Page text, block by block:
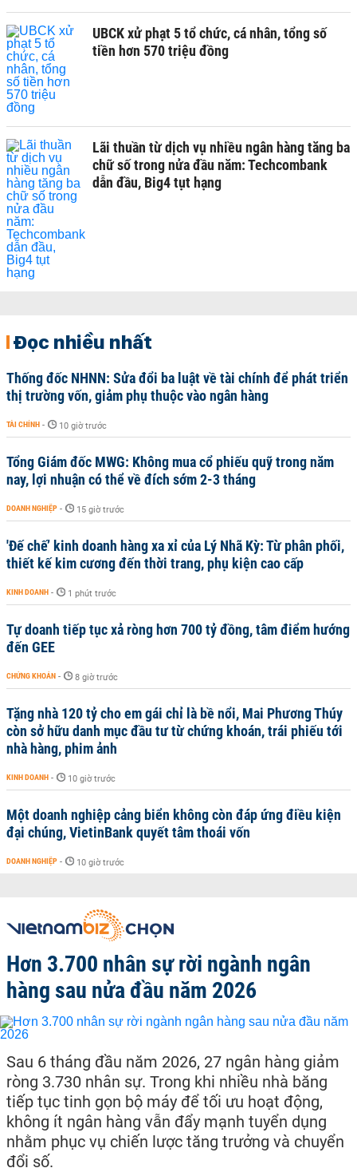
UBCK xử phạt 5 tổ chức, cá nhân, tổng số
tiền hơn 570 triệu đồng
Lãi thuần từ dịch vụ nhiều ngân hàng tăng ba
chữ số trong nửa đầu năm: Techcombank
dẫn đầu, Big4 tụt hạng
Đọc nhiều nhất
Thống đốc NHNN: Sửa đổi ba luật về tài chính để phát triển
thị trường vốn, giảm phụ thuộc vào ngân hàng
TÀI CHÍNH - 10 giờ trước
Tổng Giám đốc MWG: Không mua cổ phiếu quỹ trong năm
nay, lợi nhuận có thể về đích sớm 2-3 tháng
DOANH NGHIỆP - 15 giờ trước
'Đế chế’ kinh doanh hàng xa xỉ của Lý Nhã Kỳ: Từ phân phối,
thiết kế kim cương đến thời trang, phụ kiện cao cấp
KINH DOANH - 1 phút trước
Tự doanh tiếp tục xả ròng hơn 700 tỷ đồng, tâm điểm hướng
đến GEE
CHỨNG KHOÁN - 8 giờ trước
Tặng nhà 120 tỷ cho em gái chỉ là bề nổi, Mai Phương Thúy
còn sở hữu danh mục đầu tư từ chứng khoán, trái phiếu tới
nhà hàng, phim ảnh
KINH DOANH - 10 giờ trước
Một doanh nghiệp cảng biển không còn đáp ứng điều kiện
đại chúng, VietinBank quyết tâm thoái vốn
DOANH NGHIỆP - 10 giờ trước
Hơn 3.700 nhân sự rời ngành ngân
hàng sau nửa đầu năm 2026
Sau 6 tháng đầu năm 2026, 27 ngân hàng giảm
ròng 3.730 nhân sự. Trong khi nhiều nhà băng
tiếp tục tinh gọn bộ máy để tối ưu hoạt động,
không ít ngân hàng vẫn đẩy mạnh tuyển dụng
nhằm phục vụ chiến lược tăng trưởng và chuyển
đổi số.